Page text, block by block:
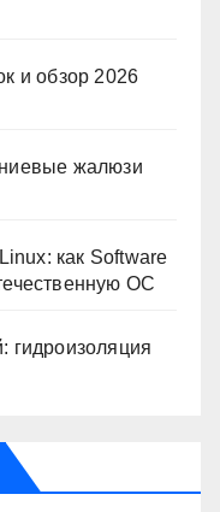
и обзор 2026
жалюзи
как Software
ОС
гидроизоляция